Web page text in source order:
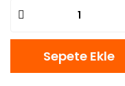
Sepete Ekle